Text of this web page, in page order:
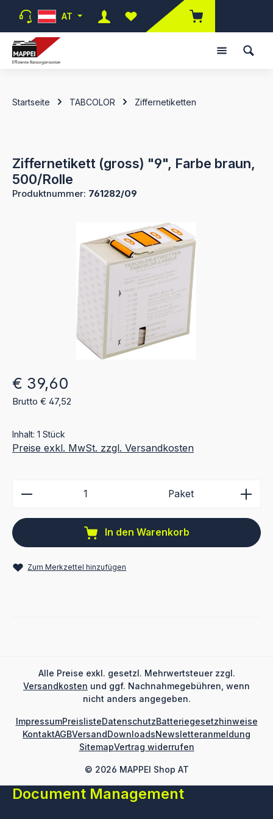
Zum Hauptinhalt springen
AT
Du hast 0 Produkte auf dem
Startseite TABCOLOR Ziffernetiketten
Ziffernetikett (gross) "9", Farbe braun,
500/Rolle
Produktnummer: 761282/09
Regulärer Preis:
€ 39,60
Brutto € 47,52
Inhalt: 1 Stück
Preise exkl. MwSt. zzgl. Versandkosten
Produkt Anzahl: Gib den gewünschten Wert ein
Paket
In den Warenkorb
Zum Merkzettel hinzufügen
Alle Preise exkl. gesetzl. Mehrwertsteuer zzgl.
Versandkosten und ggf. Nachnahmegebühren, wenn
nicht anders angegeben.
© 2026 MAPPEI Shop AT
ImpressumPreislisteDatenschutzBatteriegesetzhinweise
KontaktAGBVersandDownloadsNewsletteranmeldung
SitemapVertrag widerrufen
Document Management